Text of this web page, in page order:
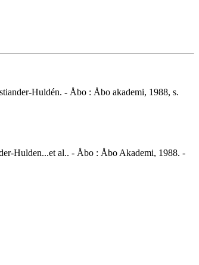
Huldén. - Åbo : Åbo akademi, 1988, s.
Hulden...et al.. - Åbo : Åbo Akademi, 1988. -